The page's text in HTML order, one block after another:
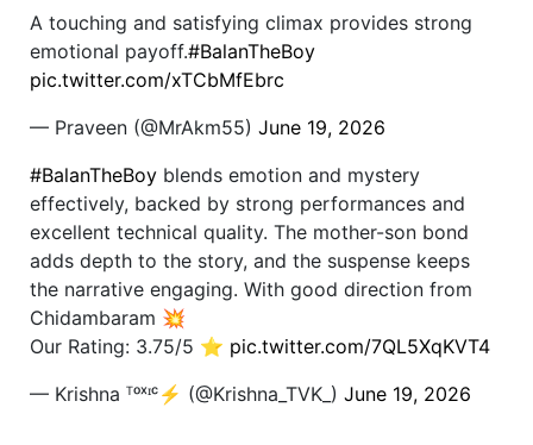
A touching and satisfying climax provides strong
emotional payoff.#BalanTheBoy
pic.twitter.com/xTCbMfEbrc
— Praveen (@MrAkm55) June 19, 2026
#BalanTheBoy blends emotion and mystery
effectively, backed by strong performances and
excellent technical quality. The mother-son bond
adds depth to the story, and the suspense keeps
the narrative engaging. With good direction from
Chidambaram 💥
Our Rating: 3.75/5 ⭐ pic.twitter.com/7QL5XqKVT4
— Krishna ᵀᵒˣᶦᶜ⚡ (@Krishna_TVK_) June 19, 2026